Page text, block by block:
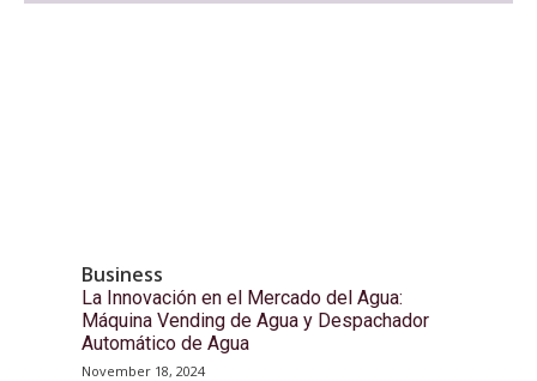
Business
La Innovación en el Mercado del Agua:
Máquina Vending de Agua y Despachador
Automático de Agua
November 18, 2024